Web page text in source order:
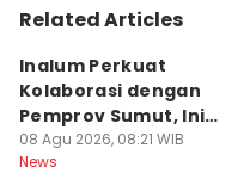
Related Articles
Inalum Perkuat
Kolaborasi dengan
Pemprov Sumut, Ini
Programnya
08 Agu 2026, 08:21 WIB
News